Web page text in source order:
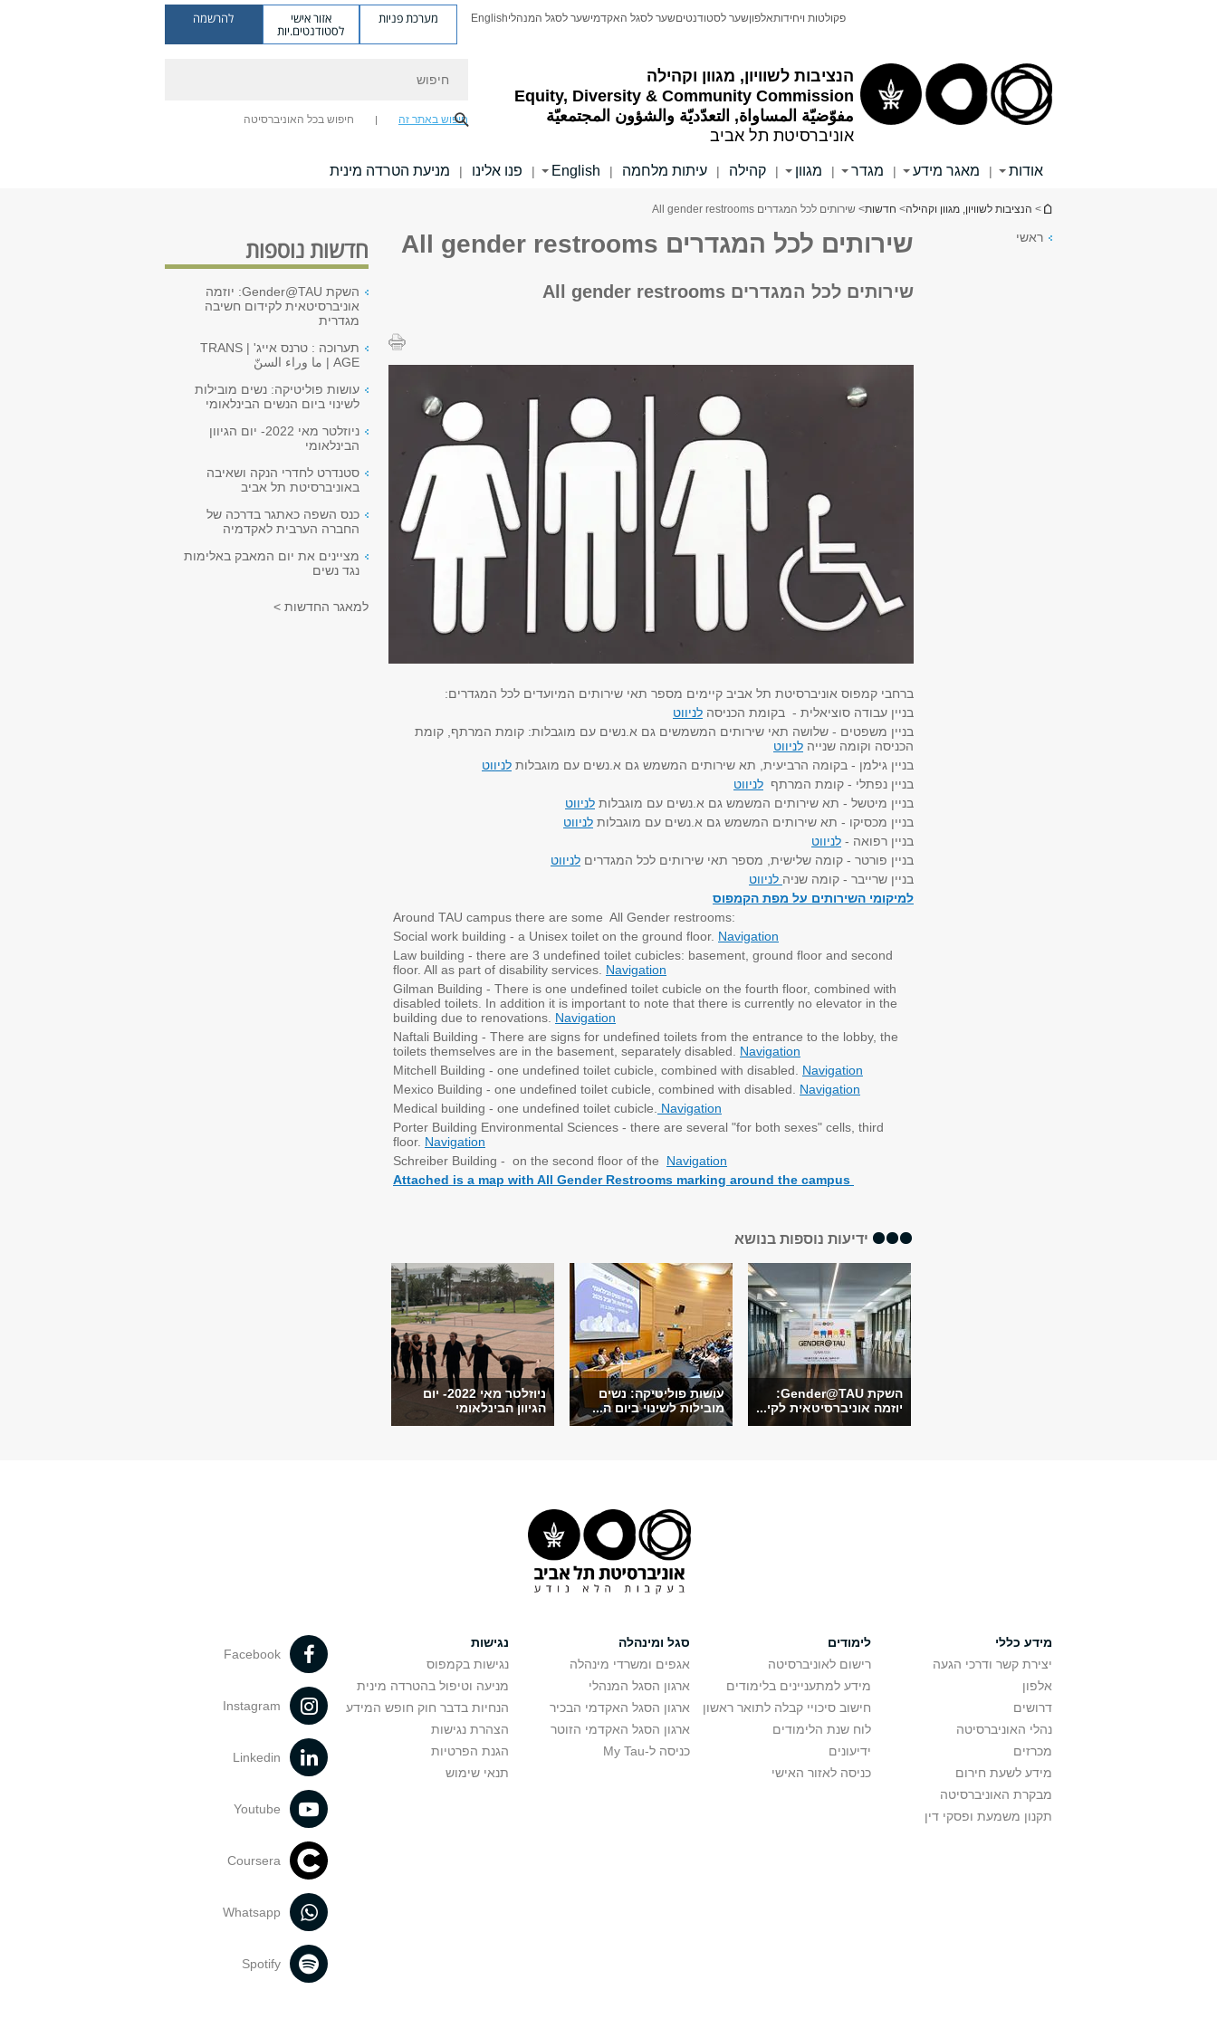
הנציבות לשוויון, מגוון וקהילה
Equity, Diversity & Community Commission
مفوّضيّة المساواة, التعدّديّة والشؤون المجتمعيّة
אוניברסיטת תל אביב
פקולטות ויחידותאלפוןשער לסטודנטיםשער לסגל האקדמישער לסגל המנהליEnglish מערכת פניות אזור אישי
לסטודנטים.יות
להרשמה
חיפוש באתר זה חיפוש בכל האוניברסיטה
אודות | מאגר מידע | מגדר | מגוון | קהילה | עיתות מלחמה |
English
| פנו אלינו | מניעת הטרדה מינית
הינך נמצא כאן
> הנציבות לשוויון, מגוון וקהילה> חדשות> שירותים לכל המגדרים All gender restrooms
ראשי שירותים לכל המגדרים All gender restrooms
שירותים לכל המגדרים All gender restrooms
ברחבי קמפוס אוניברסיטת תל אביב קיימים מספר תאי שירותים המיועדים לכל המגדרים:
בניין עבודה סוציאלית - בקומת הכניסה לניווט
בניין משפטים - שלושה תאי שירותים המשמשים גם א.נשים עם מוגבלות: קומת המרתף, קומת
הכניסה וקומה שנייה לניווט
בניין גילמן - בקומה הרביעית, תא שירותים המשמש גם א.נשים עם מוגבלות לניווט
בניין נפתלי - קומת המרתף לניווט
בניין מיטשל - תא שירותים המשמש גם א.נשים עם מוגבלות לניווט
בניין מכסיקו - תא שירותים המשמש גם א.נשים עם מוגבלות לניווט
בניין רפואה - לניווט
בניין פורטר - קומה שלישית, מספר תאי שירותים לכל המגדרים לניווט
בניין שרייבר - קומה שניה לניווט
למיקומי השירותים על מפת הקמפוס
Around TAU campus there are some All Gender restrooms:
Social work building - a Unisex toilet on the ground floor. Navigation
Law building - there are 3 undefined toilet cubicles: basement, ground floor and second
floor. All as part of disability services. Navigation
Gilman Building - There is one undefined toilet cubicle on the fourth floor, combined with
disabled toilets. In addition it is important to note that there is currently no elevator in the
building due to renovations. Navigation
Naftali Building - There are signs for undefined toilets from the entrance to the lobby, the
toilets themselves are in the basement, separately disabled. Navigation
Mitchell Building - one undefined toilet cubicle, combined with disabled. Navigation
Mexico Building - one undefined toilet cubicle, combined with disabled. Navigation
Medical building - one undefined toilet cubicle.
Navigation
Porter Building Environmental Sciences - there are several "for both sexes" cells, third
floor. Navigation
Schreiber Building - on the second floor of the Navigation
Attached is a map with All Gender Restrooms marking around the campus
ידיעות נוספות בנושא
השקת Gender@TAU:
יוזמה אוניברסיטאית לקי...
עושות פוליטיקה: נשים
מובילות לשינוי ביום ה...
ניוזלטר מאי 2022- יום
הגיוון הבינלאומי
חדשות נוספות
השקת Gender@TAU: יוזמה
אוניברסיטאית לקידום חשיבה
מגדרית
תערוכה : טרנס אייג' | TRANS
AGE | ما وراء السنّ
עושות פוליטיקה: נשים מובילות
לשינוי ביום הנשים הבינלאומי
ניוזלטר מאי 2022- יום הגיוון
הבינלאומי
סטנדרט לחדרי הנקה ושאיבה
באוניברסיטת תל אביב
כנס השפה כאתגר בדרכה של
החברה הערבית לאקדמיה
מציינים את יום המאבק באלימות
נגד נשים
למאגר החדשות >
מידע כללי
יצירת קשר ודרכי הגעה
אלפון
דרושים
נהלי האוניברסיטה
מכרזים
מידע לשעת חירום
מבקרת האוניברסיטה
תקנון משמעת ופסקי דין
לימודים
רישום לאוניברסיטה
מידע למתעניינים בלימודים
חישוב סיכויי קבלה לתואר ראשון
לוח שנת הלימודים
ידיעונים
כניסה לאזור האישי
סגל ומינהלה
אגפים ומשרדי מינהלה
ארגון הסגל המנהלי
ארגון הסגל האקדמי הבכיר
ארגון הסגל האקדמי הזוטר
כניסה ל-My Tau
נגישות
נגישות בקמפוס
מניעה וטיפול בהטרדה מינית
הנחיות בדבר חוק חופש המידע
הצהרת נגישות
הגנת הפרטיות
תנאי שימוש
Facebook
Instagram
Linkedin
Youtube
Coursera
Whatsapp
Spotify